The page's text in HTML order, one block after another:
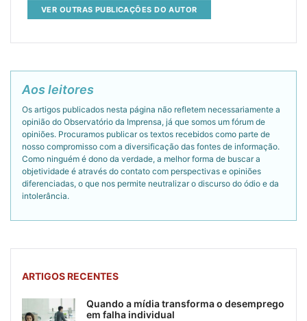
VER OUTRAS PUBLICAÇÕES DO AUTOR
Aos leitores
Os artigos publicados nesta página não refletem necessariamente a
opinião do Observatório da Imprensa, já que somos um fórum de
opiniões. Procuramos publicar os textos recebidos como parte de
nosso compromisso com a diversificação das fontes de informação.
Como ninguém é dono da verdade, a melhor forma de buscar a
objetividade é através do contato com perspectivas e opiniões
diferenciadas, o que nos permite neutralizar o discurso do ódio e da
intolerância.
ARTIGOS RECENTES
Quando a mídia transforma o desemprego
em falha individual